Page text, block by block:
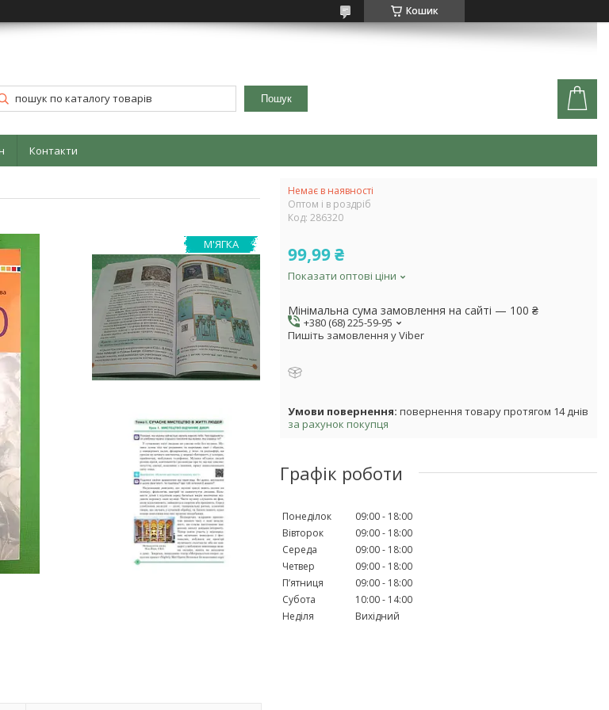
Кошик
Пошук
Контакти
М'ЯГКА
Немає в наявності
Оптом і в роздріб
Код: 286320
99,99 ₴
Показати оптові ціни
Мінімальна сума замовлення на сайті — 100 ₴
+380 (68) 225-59-95
Пишіть замовлення у Viber
повернення товару протягом 14 днів
за рахунок покупця
Графік роботи
Понеділок 09:00
18:00
Вівторок
09:00
18:00
Середа
09:00
18:00
Четвер
09:00
18:00
Пʼятниця
09:00
18:00
Субота
10:00
14:00
Неділя
Вихідний